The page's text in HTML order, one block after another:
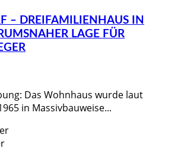
– DREIFAMILIENHAUS IN
LAGE FÜR
Das Wohnhaus wurde laut
in Massivbauweise...